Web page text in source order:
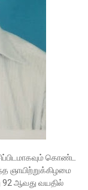
கொண்ட
ஞாயிற்றுக்கிழமை
92 ஆவது வயதில்